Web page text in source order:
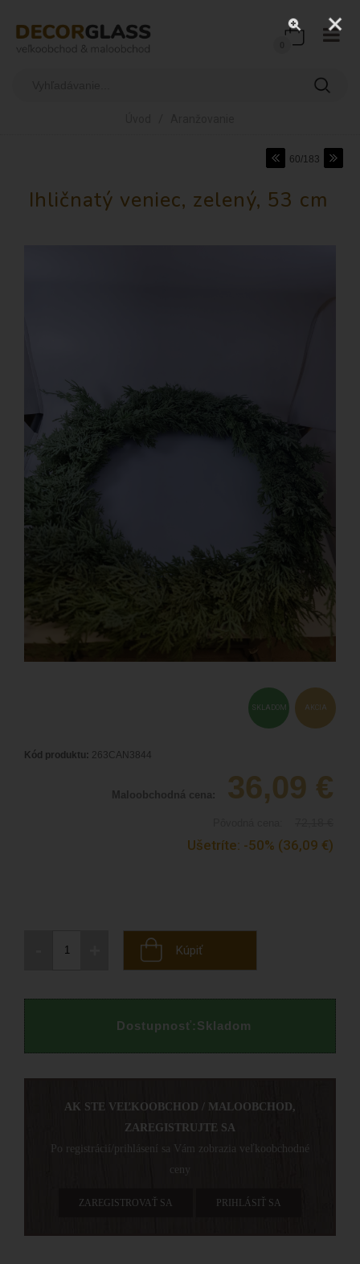
60/183
Ihličnatý veniec, zelený, 53 cm
AKCIA
SKLADOM
Kód produktu: 263CAN3844
Maloobchodná cena: 36,09 €
Ušetríte: -50% (36,09 €)
Kúpiť
Dostupnosť: Skladom
AK STE VEĽKOOBCHOD / MALOOBCHOD,
ZAREGISTRUJTE SA
Po registrácií/prihlásení sa Vám zobrazia veľkoobchodné
ceny
ZAREGISTROVAŤ SA PRIHLÁSIŤ SA